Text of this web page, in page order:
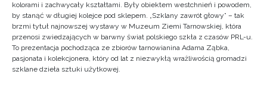
kolorami i zachwycały kształtami. Były obiektem westchnień i powodem,
by stanąć w długiej kolejce pod sklepem. „Szklany zawrót głowy” – tak
brzmi tytuł najnowszej wystawy w Muzeum Ziemi Tarnowskiej, która
przenosi zwiedzających w barwny świat polskiego szkła z czasów PRL-u.
To prezentacja pochodząca ze zbiorów tarnowianina Adama Ząbka,
pasjonata i kolekcjonera, który od lat z niezwykłą wrażliwością gromadzi
szklane dzieła sztuki użytkowej.